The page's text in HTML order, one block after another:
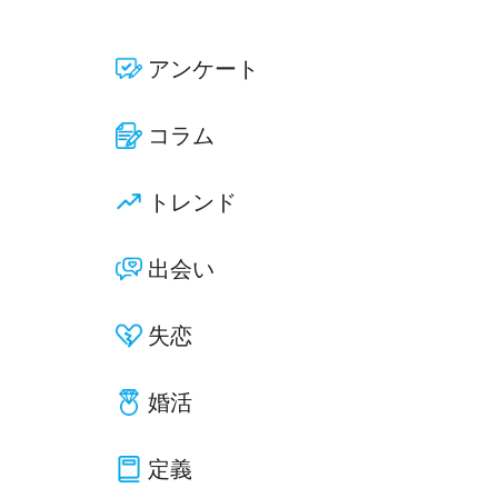
アンケート
コラム
トレンド
出会い
失恋
婚活
定義